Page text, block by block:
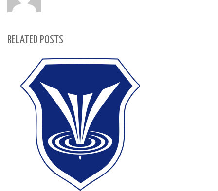
RELATED POSTS